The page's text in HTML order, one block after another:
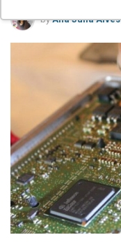
by Ana Julia Alves